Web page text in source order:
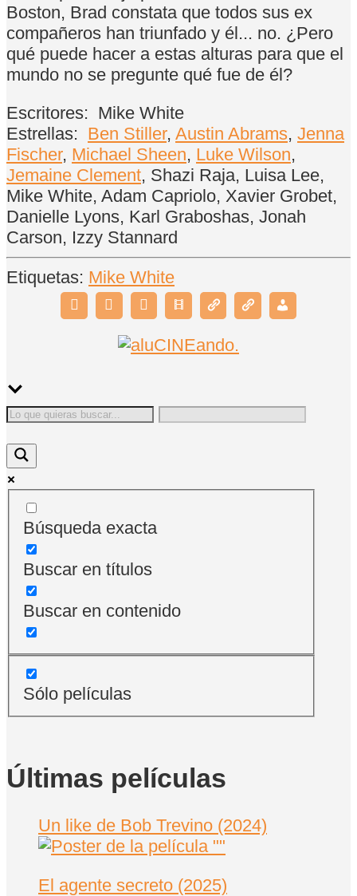
Boston, Brad constata que todos sus ex
compañeros han triunfado y él... no. ¿Pero
qué puede hacer a estas alturas para que el
mundo no se pregunte qué fue de él?
Escritores: Mike White
Estrellas: Ben Stiller, Austin Abrams, Jenna
Fischer, Michael Sheen, Luke Wilson,
Jemaine Clement, Shazi Raja, Luisa Lee,
Mike White, Adam Capriolo, Xavier Grobet,
Danielle Lyons, Karl Graboshas, Jonah
Carson, Izzy Stannard
Etiquetas: Mike White
Búsqueda exacta
Buscar en títulos
Buscar en contenido
Sólo películas
Últimas películas
Un like de Bob Trevino (2024)
El agente secreto (2025)